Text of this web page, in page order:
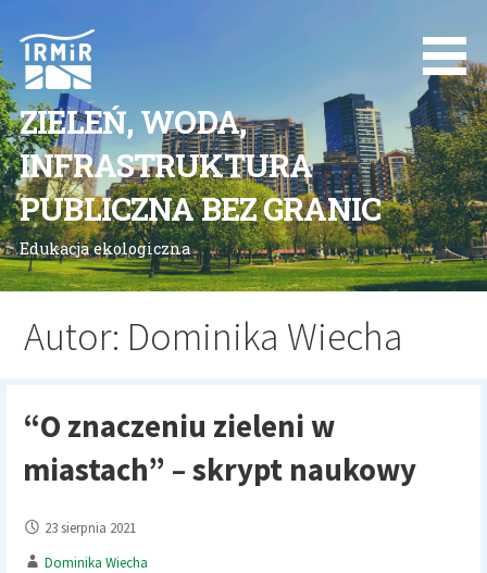
treści
ZIELEŃ, WODA,
INFRASTRUKTURA
PUBLICZNA BEZ GRANIC
Edukacja ekologiczna
Autor: Dominika Wiecha
“O znaczeniu zieleni w
miastach” – skrypt naukowy
23 sierpnia 2021
Dominika Wiecha